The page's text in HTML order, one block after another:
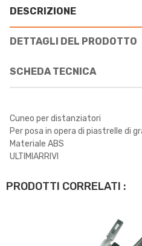
DESCRIZIONE
DETTAGLI DEL PRODOTTO
SCHEDA TECNICA
Cuneo per distanziatori
Per posa in opera di piastrelle di
Materiale ABS
ULTIMIARRIVI
PRODOTTI CORRELATI :